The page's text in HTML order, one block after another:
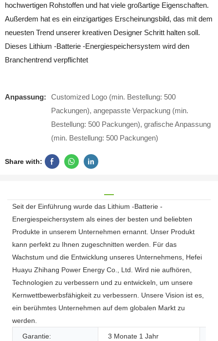
hochwertigen Rohstoffen und hat viele großartige Eigenschaften.
Außerdem hat es ein einzigartiges Erscheinungsbild, das mit dem
neuesten Trend unserer kreativen Designer Schritt halten soll.
Dieses Lithium -Batterie -Energiespeichersystem wird den
Branchentrend verpflichtet
Anpassung:
Customized Logo (min. Bestellung: 500
Packungen), angepasste Verpackung (min.
Bestellung: 500 Packungen), grafische Anpassung
(min. Bestellung: 500 Packungen)
Share with:
Seit der Einführung wurde das Lithium -Batterie -
Energiespeichersystem als eines der besten und beliebten
Produkte in unserem Unternehmen ernannt. Unser Produkt
kann perfekt zu Ihnen zugeschnitten werden. Für das
Wachstum und die Entwicklung unseres Unternehmens, Hefei
Huayu Zhihang Power Energy Co., Ltd. Wird nie aufhören,
Technologien zu verbessern und zu entwickeln, um unsere
Kernwettbewerbsfähigkeit zu verbessern. Unsere Vision ist es,
ein berühmtes Unternehmen auf dem globalen Markt zu
werden.
Garantie:
3 Monate 1 Jahr